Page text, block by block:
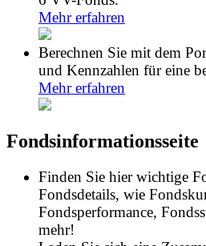
Mehr erfahren
Berechnen Sie mit dem
und Kennzahlen für eine
Mehr erfahren
Fondsinformationsseite
Finden Sie hier wichtige
Fondsdetails, wie
Fondsperformance,
mehr!